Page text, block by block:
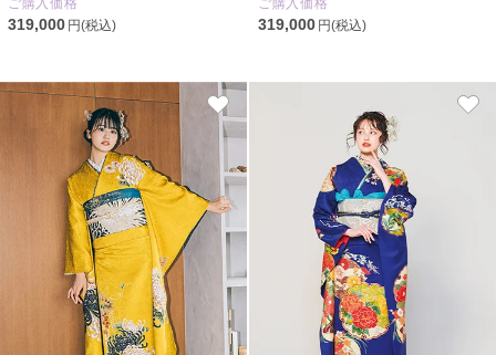
ご購入価格
319,000 円(税込)
ご購入価格
319,000 円(税込)